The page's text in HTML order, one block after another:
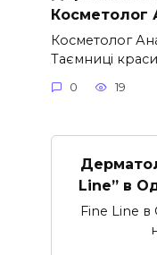
Косметолог
Косметолог
Таємниці краси
0 19
Line” в
Fine Line в